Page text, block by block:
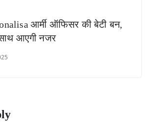
आर्मी ऑफिसर की बेटी बन,
आएगी नजर